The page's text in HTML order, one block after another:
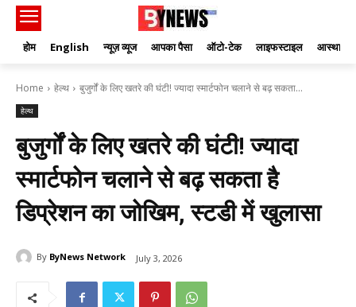
होम English न्यूज़ व्यूज आपका पैसा ऑटो-टेक लाइफस्टाइल आस्था
Home हेल्थ बुजुर्गों के लिए खतरे की घंटी! ज्यादा स्मार्टफोन चलाने से बढ़ सकता...
हेल्थ
बुजुर्गों के लिए खतरे की घंटी! ज्यादा
स्मार्टफोन चलाने से बढ़ सकता है
डिप्रेशन का जोखिम, स्टडी में खुलासा
By ByNews Network July 3, 2026